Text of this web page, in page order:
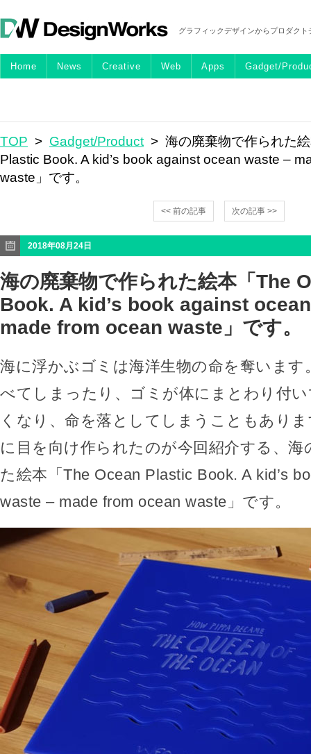
グラフィックデザインからプロダク
Home News Creative Web Apps Gadget/
TOP > Gadget/Product > 海の廃棄物で作られた
Plastic Book. A kid’s book against ocean waste –
waste」です。
<< 前の記事 次の記事 >>
2018年08月24日
海の廃棄物で作られた絵本「The
Book. A kid’s book against
made from ocean waste」です。
海に浮かぶゴミは海洋生物の命を奪います
べてしまったり、ゴミが体にまとわり付
くなり、命を落としてしまうこともあり
に目を向け作られたのが今回紹介する、海
た絵本「The Ocean Plastic Book. A kid’s
waste – made from ocean waste」です。